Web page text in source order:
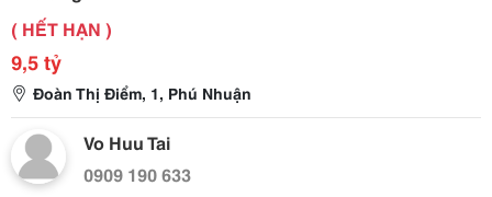
( HẾT HẠN )
9,5 tỷ
Đoàn Thị Điểm, 1, Phú Nhuận
Vo Huu Tai
0909 190 633